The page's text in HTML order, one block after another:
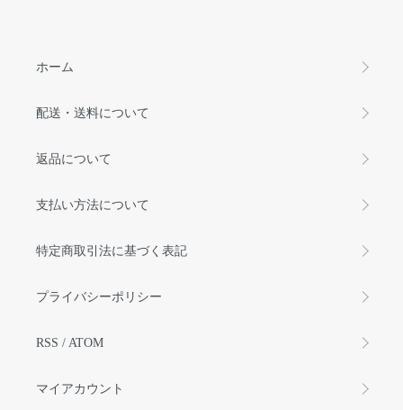
ホーム
配送・送料について
返品について
支払い方法について
特定商取引法に基づく表記
プライバシーポリシー
RSS / ATOM
マイアカウント